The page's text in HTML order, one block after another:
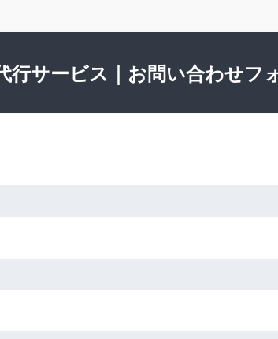
行サービス｜お問い合わせフ